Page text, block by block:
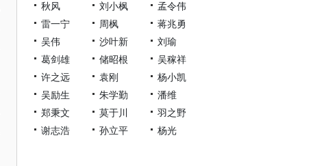
秋风
刘小枫
孟令伟
雷一宁
周枫
蒋兆勇
吴伟
沙叶新
刘瑜
葛剑雄
储昭根
吴稼祥
许之远
袁刚
杨小凯
吴励生
朱学勤
潘维
郑秉文
莫于川
羽之野
谢志浩
孙立平 杨光